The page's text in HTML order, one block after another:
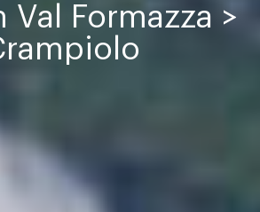
Val Formazza >